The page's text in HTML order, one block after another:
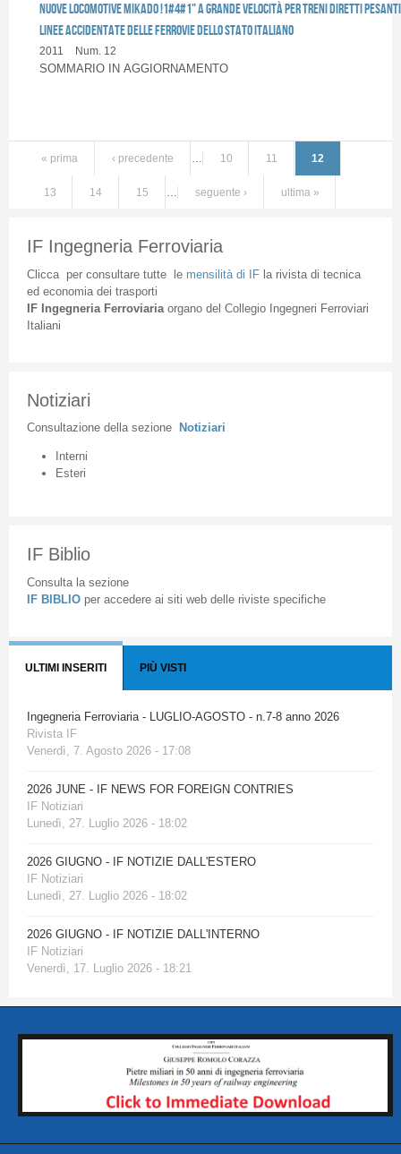
NUOVE LOCOMOTIVE MIKADO !1#4#1" A GRANDE VELOCITÀ PER TRENI DIRETTI
LINEE ACCIDENTATE DELLE FERROVIE DELLO STATO ITALIANO
2011 Num. 12
SOMMARIO IN AGGIORNAMENTO
« prima ‹ precedente 10 11 12
13 14 15 seguente › ultima »
IF Ingegneria Ferroviaria
Cliccaper consultare tuttele mensilità di IFla rivista di tecnica
ed economia dei trasporti
IF Ingegneria Ferroviaria organodel Collegio Ingegneri Ferroviari
Italiani
Notiziari
Consultazione della sezione Notiziari
Interni
Esteri
IF Biblio
Consulta la sezione
IF BIBLIO per accedere ai siti web delle riviste specifiche
ULTIMI INSERITI PIÙ VISTI
Ingegneria Ferroviaria - LUGLIO-AGOSTO - n.7-8 anno 2026
Rivista IF
Venerdì, 7. Agosto 2026 - 17:08
2026 JUNE - IF NEWS FOR FOREIGN CONTRIES
IF Notiziari
Lunedì, 27. Luglio 2026 - 18:02
2026 GIUGNO - IF NOTIZIE DALL'ESTERO
IF Notiziari
Lunedì, 27. Luglio 2026 - 18:02
2026 GIUGNO - IF NOTIZIE DALL'INTERNO
IF Notiziari
Venerdì, 17. Luglio 2026 - 18:21